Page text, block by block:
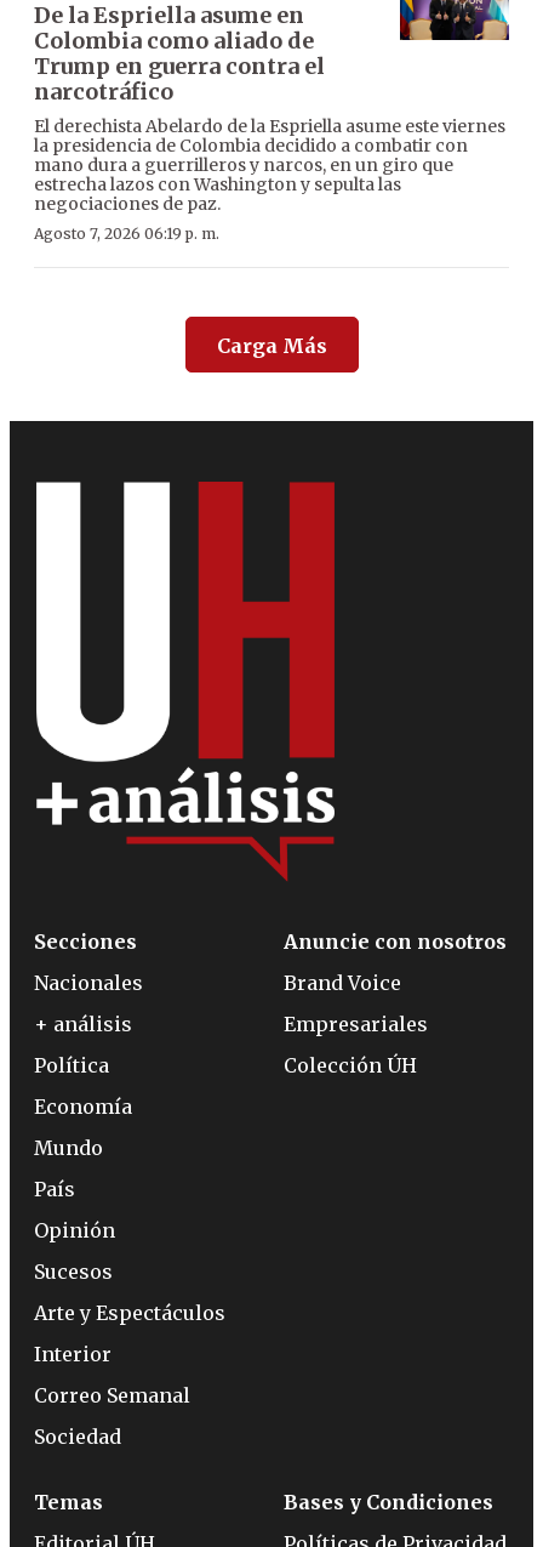
De la Espriella asume en
Colombia como aliado de
Trump en guerra contra el
narcotráfico
El derechista Abelardo de la Espriella asume este viernes
la presidencia de Colombia decidido a combatir con
mano dura a guerrilleros y narcos, en un giro que
estrecha lazos con Washington y sepulta las
negociaciones de paz.
Agosto 7, 2026 06:19 p. m.
Carga Más
Secciones
Nacionales
+ análisis
Política
Economía
Mundo
País
Opinión
Sucesos
Arte y Espectáculos
Interior
Correo Semanal
Sociedad
Anuncie con nosotros
Brand Voice
Empresariales
Colección ÚH
Temas
Bases y Condiciones